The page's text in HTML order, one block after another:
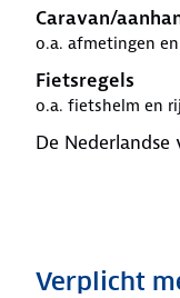
Caravan/
o.a. afmetingen
Fietsregels
o.a. fietshelm en
De Nederlandse
Verplicht